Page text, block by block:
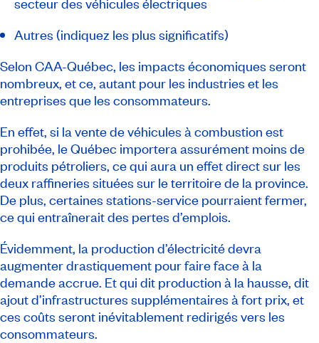
Autres (indiquez les plus significatifs)
Selon CAA-Québec, les impacts économiques seront
nombreux, et ce, autant pour les industries et les
entreprises que les consommateurs.
En effet, si la vente de véhicules à combustion est
prohibée, le Québec importera assurément moins de
produits pétroliers, ce qui aura un effet direct sur les
deux raffineries situées sur le territoire de la province.
De plus, certaines stations-service pourraient fermer,
ce qui entraînerait des pertes d’emplois.
Évidemment, la production d’électricité devra
augmenter drastiquement pour faire face à la
demande accrue. Et qui dit production à la hausse, dit
ajout d’infrastructures supplémentaires à fort prix, et
ces coûts seront inévitablement redirigés vers les
consommateurs.